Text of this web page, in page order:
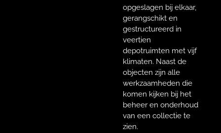
opgeslagen bij elkaar,
gerangschikt en
gestructureerd in
veertien
depotruimten met vijf
klimaten. Naast de
objecten zijn alle
werkzaamheden die
komen kijken bij het
beheer en onderhoud
van een collectie te
zien.